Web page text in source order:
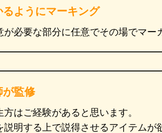
ようにマーキング
が必要な部分に任意でその場でマ
が監修
はご経験があると思います。
明する上で説得させるアイテムが